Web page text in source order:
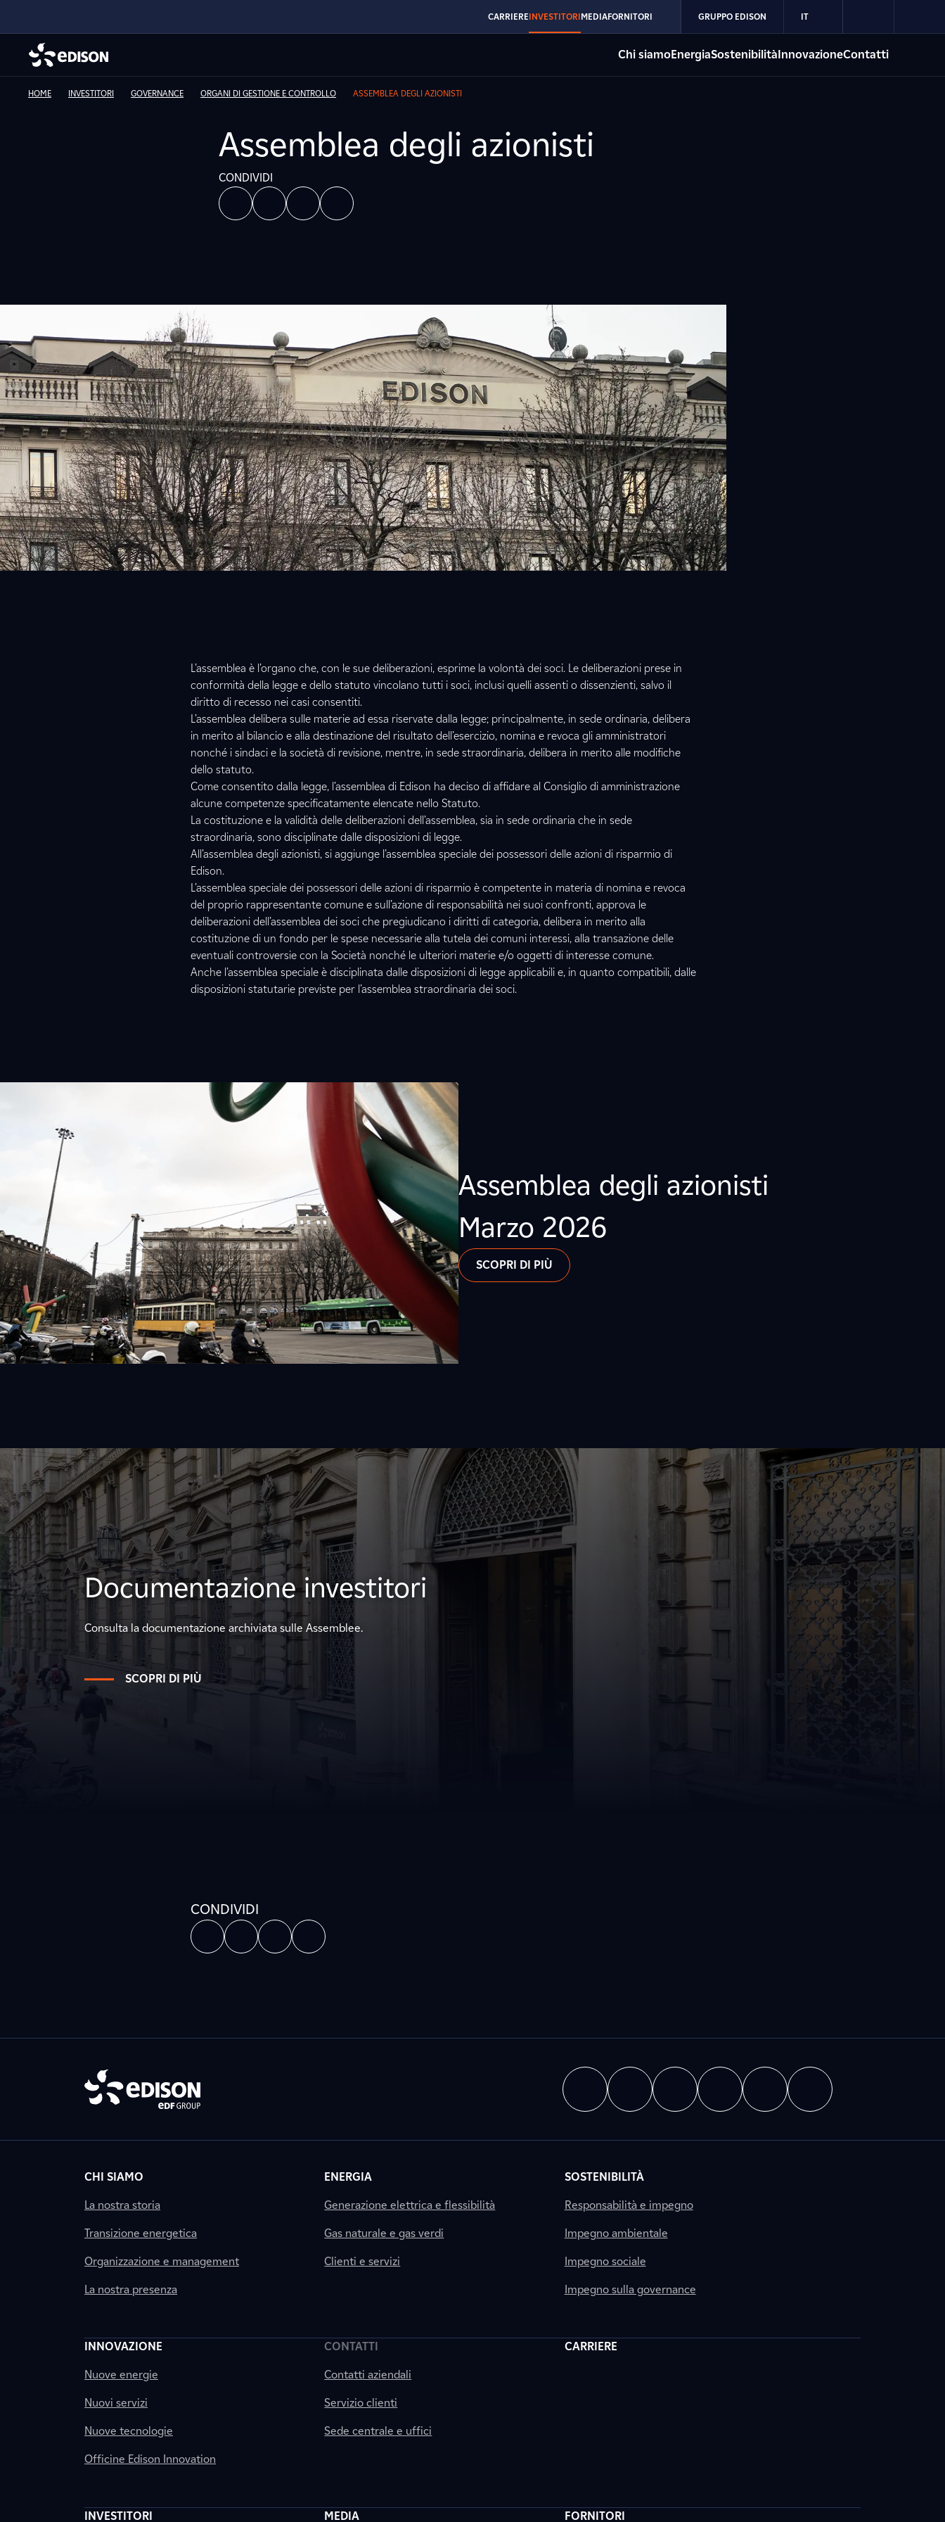
CARRIEREINVESTITORIMEDIAFORNITORI GRUPPO EDISON IT
Chi siamoEnergiaSostenibilitàInnovazioneContatti
HOME INVESTITORI GOVERNANCE ORGANI DI GESTIONE E CONTROLLO ASSEMBLEA DEGLI AZIONISTI
Assemblea degli azionisti
CONDIVIDI
L’assemblea è l’organo che, con le sue deliberazioni, esprime la volontà dei soci. Le deliberazioni prese in
conformità della legge e dello statuto vincolano tutti i soci, inclusi quelli assenti o dissenzienti, salvo il
diritto di recesso nei casi consentiti.
L’assemblea delibera sulle materie ad essa riservate dalla legge; principalmente, in sede ordinaria, delibera
in merito al bilancio e alla destinazione del risultato dell’esercizio, nomina e revoca gli amministratori
nonché i sindaci e la società di revisione, mentre, in sede straordinaria, delibera in merito alle modifiche
dello statuto.
Come consentito dalla legge, l’assemblea di Edison ha deciso di affidare al Consiglio di amministrazione
alcune competenze specificatamente elencate nello Statuto.
La costituzione e la validità delle deliberazioni dell’assemblea, sia in sede ordinaria che in sede
straordinaria, sono disciplinate dalle disposizioni di legge.
All’assemblea degli azionisti, si aggiunge l’assemblea speciale dei possessori delle azioni di risparmio di
Edison.
L’assemblea speciale dei possessori delle azioni di risparmio è competente in materia di nomina e revoca
del proprio rappresentante comune e sull’azione di responsabilità nei suoi confronti, approva le
deliberazioni dell’assemblea dei soci che pregiudicano i diritti di categoria, delibera in merito alla
costituzione di un fondo per le spese necessarie alla tutela dei comuni interessi, alla transazione delle
eventuali controversie con la Società nonché le ulteriori materie e/o oggetti di interesse comune.
Anche l’assemblea speciale è disciplinata dalle disposizioni di legge applicabili e, in quanto compatibili, dalle
disposizioni statutarie previste per l’assemblea straordinaria dei soci.
Assemblea degli azionisti
Marzo 2026
SCOPRI DI PIÙ
Documentazione investitori
Consulta la documentazione archiviata sulle Assemblee.
SCOPRI DI PIÙ
CONDIVIDI
CHI SIAMO
La nostra storia
Transizione energetica
Organizzazione e management
La nostra presenza
ENERGIA
Generazione elettrica e flessibilità
Gas naturale e gas verdi
Clienti e servizi
SOSTENIBILITÀ
Responsabilità e impegno
Impegno ambientale
Impegno sociale
Impegno sulla governance
INNOVAZIONE
Nuove energie
Nuovi servizi
Nuove tecnologie
Officine Edison Innovation
CONTATTI
Contatti aziendali
Servizio clienti
Sede centrale e uffici
CARRIERE
INVESTITORI MEDIA FORNITORI